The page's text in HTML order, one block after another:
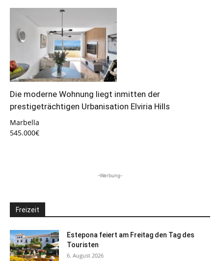
Die moderne Wohnung liegt inmitten der
prestigeträchtigen Urbanisation Elviria Hills
Marbella
545.000€
-Werbung-
Freizeit
Estepona feiert am Freitag den Tag des
Touristen
6. August 2026